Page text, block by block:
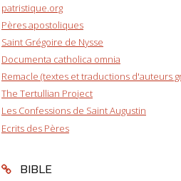
patristique.org
Pères apostoliques
Saint Grégoire de Nysse
Documenta catholica omnia
Remacle (textes et traductions d'auteurs
The Tertullian Project
Les Confessions de Saint Augustin
Ecrits des Pères
BIBLE